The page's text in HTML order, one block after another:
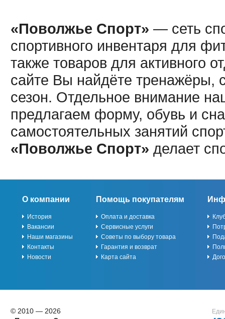
«Поволжье Спорт» — сеть
спортивного инвентаря для
также товаров для активного
сайте Вы найдёте тренажёры,
сезон. Отдельное внимание
предлагаем форму, обувь и
самостоятельных занятий
«Поволжье Спорт» делает
О компании
История
Вакансии
Наши магазины
Контакты
Новости
Помощь покупателям
Оплата и доставка
Сервисные услуги
Советы по выбору товара
Гарантия и возврат
Карта сайта
© 2010 — 2026